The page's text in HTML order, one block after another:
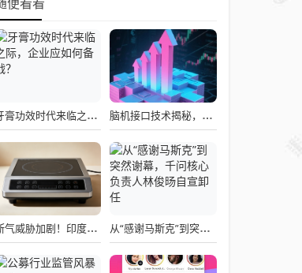
便看看
牙膏功效时代来临之际，企业应如何备战？ 脑机接口技术揭秘，引领读心术革命的领跑者大盘点
断气威胁加剧！印度民众疯抢电磁炉 制造商将从中国空运部件 从“感谢马斯克”到突然谢幕，千问核心负责人林俊旸自宣卸任